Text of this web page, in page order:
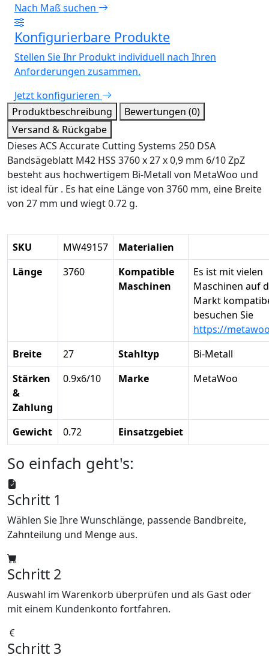
Nach Maß suchen
Konfigurierbare Produkte
Stellen Sie Ihr Produkt individuell nach Ihren
Anforderungen zusammen.
Jetzt konfigurieren
Produktbeschreibung
Bewertungen (0)
Versand & Rückgabe
Dieses ACS Accurate Cutting Systems 250 DSA
Bandsägeblatt M42 HSS 3760 x 27 x 0,9 mm 6/10 ZpZ
besteht aus hochwertigem Bi-Metall von MetaWoo und
ist ideal für . Es hat eine Länge von 3760 mm, eine Breite
von 27 mm und wiegt 0.72 g.
SKU MW49157
Materialien
Länge
3760
Kompatible
Maschinen
Es ist mit vielen
Maschinen auf
Markt
besuchen Sie
https://
Breite
27 Stahltyp
Bi-Metall
Stärken
&
Zahlung
0.9x6/10 Marke MetaWoo
Gewicht 0.72 Einsatzgebiet
So einfach geht's:
Schritt 1
Wählen Sie Ihre Wunschlänge, passende Bandbreite,
Zahnteilung und Menge aus.
Schritt 2
Auswahl im Warenkorb überprüfen und als Gast oder
mit einem Kundenkonto fortfahren.
Schritt 3